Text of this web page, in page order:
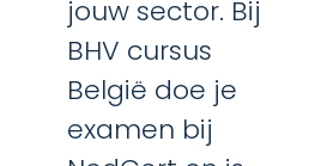
jouw sector. Bij
BHV cursus
België doe je
examen bij